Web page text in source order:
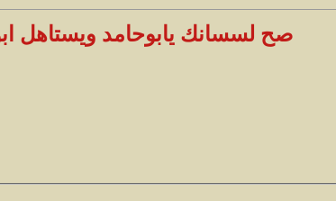
صح لسسانك يابوحامد ويستاهل